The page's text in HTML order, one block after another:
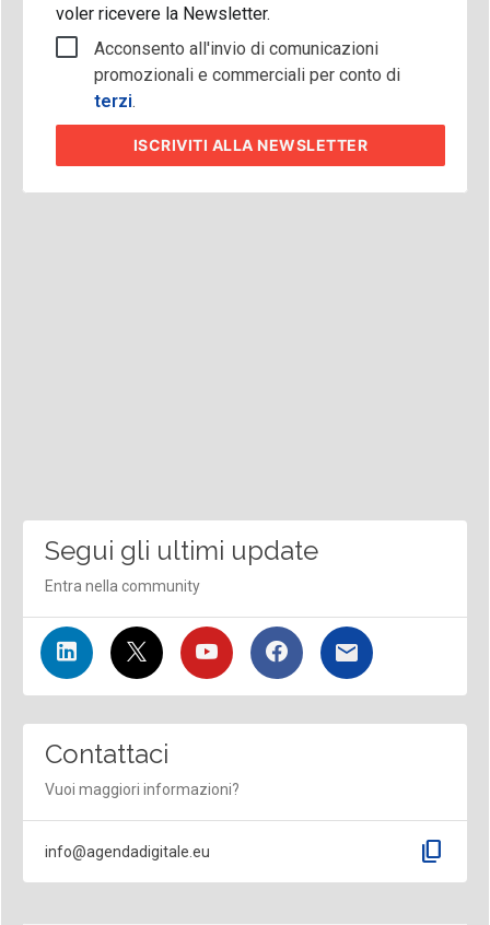
voler ricevere la Newsletter.
Acconsento all'invio di comunicazioni
promozionali e commerciali per conto di
terzi.
ISCRIVITI ALLA NEWSLETTER
Segui gli ultimi update
Entra nella community
Contattaci
Vuoi maggiori informazioni?
info@agendadigitale.eu content_copy